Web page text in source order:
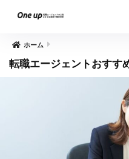
ホーム
転職エージェントおすす